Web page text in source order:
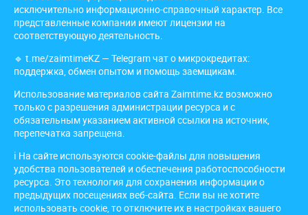
исключительно информационно-справочный характер. Все
представленные компании имеют лицензии на
соответствующую деятельность.
🔹 t.me/zaimtimeKZ — Telegram чат о микрокредитах:
поддержка, обмен опытом и помощь заемщикам.
Использование материалов сайта Zaimtime.kz возможно
только с разрешения администрации ресурса и с
обязательным указанием активной ссылки на источник,
перепечатка запрещена.
ℹ️ На сайте используются cookie-файлы для повышения
удобства пользователей и обеспечения работоспособности
ресурса. Это технология для сохранения информации о
предыдущих посещениях веб-сайта. Если вы не хотите
использовать cookie, то отключите их в настройках вашего